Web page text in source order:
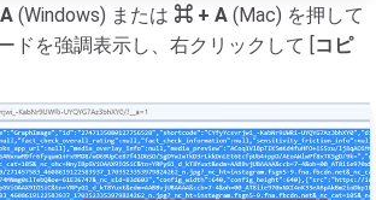
(Windows) または ⌘ + A (Mac) を押して
ドを強調表示し、右クリックして [コピ